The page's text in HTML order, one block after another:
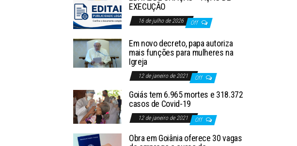
EXECUÇÃO
16 de julho de 2026 Off
Em novo decreto, papa autoriza
mais funções para mulheres na
Igreja
12 de janeiro de 2021 Off
Goiás tem 6.965 mortes e 318.372
casos de Covid-19
12 de janeiro de 2021 Off
Obra em Goiânia oferece 30 vagas